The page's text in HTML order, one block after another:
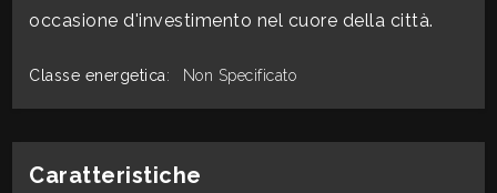
occasione d'investimento nel cuore della città.
Classe energetica: Non Specificato
Caratteristiche
4
5